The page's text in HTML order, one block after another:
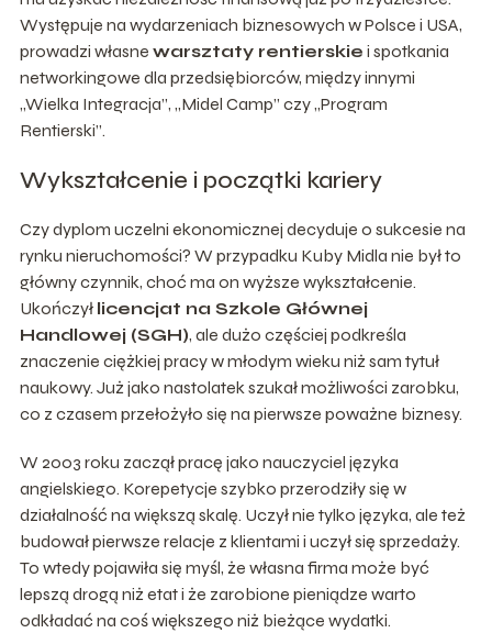
Występuje na wydarzeniach biznesowych w Polsce i USA,
prowadzi własne warsztaty rentierskie i spotkania
networkingowe dla przedsiębiorców, między innymi
„Wielka Integracja”, „Midel Camp” czy „Program
Rentierski”.
Wykształcenie i początki kariery
Czy dyplom uczelni ekonomicznej decyduje o sukcesie na
rynku nieruchomości? W przypadku Kuby Midla nie był to
główny czynnik, choć ma on wyższe wykształcenie.
Ukończył licencjat na Szkole Głównej
Handlowej (SGH), ale dużo częściej podkreśla
znaczenie ciężkiej pracy w młodym wieku niż sam tytuł
naukowy. Już jako nastolatek szukał możliwości zarobku,
co z czasem przełożyło się na pierwsze poważne biznesy.
W 2003 roku zaczął pracę jako nauczyciel języka
angielskiego. Korepetycje szybko przerodziły się w
działalność na większą skalę. Uczył nie tylko języka, ale też
budował pierwsze relacje z klientami i uczył się sprzedaży.
To wtedy pojawiła się myśl, że własna firma może być
lepszą drogą niż etat i że zarobione pieniądze warto
odkładać na coś większego niż bieżące wydatki.